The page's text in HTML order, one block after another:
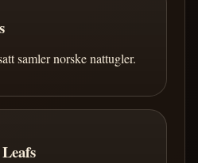
samler norske nattugler.